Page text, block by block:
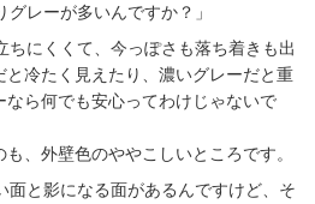
グレーが多いんですか？」
ちにくくて、今っぽさも落ち着きも出
と冷たく見えたり、濃いグレーだと重
なら何でも安心ってわけじゃないで
、外壁色のややこしいところです。
面と影になる面があるんですけど、そ